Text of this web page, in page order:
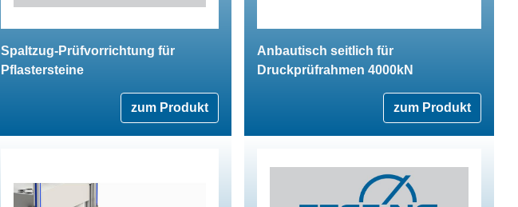
Spaltzug-Prüfvorrichtung für
Pflastersteine
zum Produkt
Anbautisch seitlich für
Druckprüfrahmen 4000kN
zum Produkt